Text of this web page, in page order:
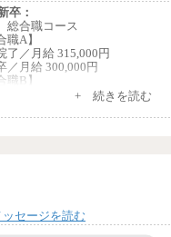
卒：
総合職コース
職A】
了／月給 315,000円
／月給 300,000円
職B】
了／月給 282,000円+ 続きを読む
セージを読む